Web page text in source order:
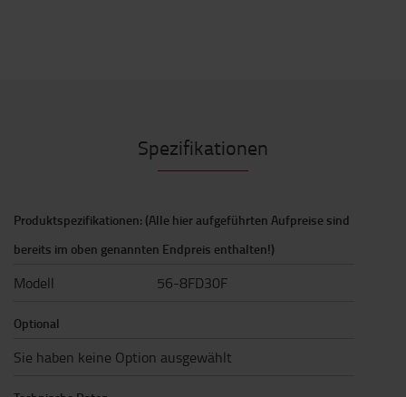
Spezifikationen
Produktspezifikationen: (Alle hier aufgeführten Aufpreise sind
bereits im oben genannten Endpreis enthalten!)
Modell 56-8FD30F
Optional
Sie haben keine Option ausgewählt